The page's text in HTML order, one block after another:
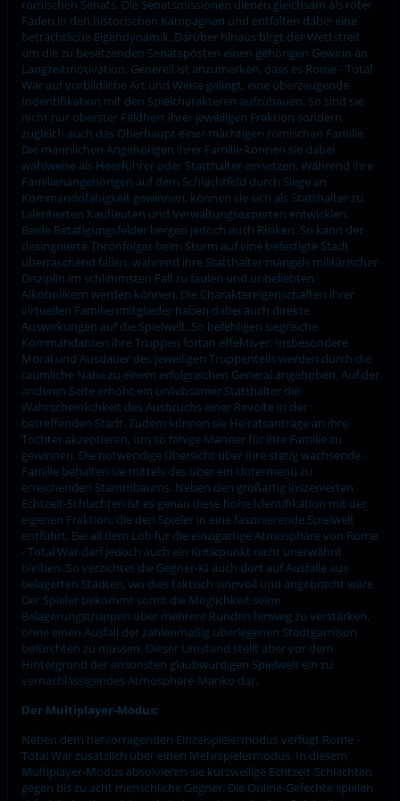
römischen Senats. Die Senatsmissionen dienen gleichsam als roter
Faden in den historischen Kampagnen und entfalten dabei eine
beträchtliche Eigendynamik. Darüber hinaus birgt der Wettstreit
um die zu besetzenden Senatsposten einen gehörigen Gewinn an
Langzeitmotivation. Generell ist anzumerken, dass es Rome - Total
War auf vorbildliche Art und Weise gelingt, eine überzeugende
Indentifikation mit den Spielcharakteren aufzubauen. So sind sie
nicht nur oberster Feldherr ihrer jeweiligen Fraktion sondern
zugleich auch das Oberhaupt einer mächtigen römischen Familie.
Die männlichen Angehörigen ihrer Familie können sie dabei
wahlweise als Heerführer oder Statthalter einsetzen. Während ihre
Familienangehörigen auf dem Schlachtfeld durch Siege an
Kommandofähigkeit gewinnen, können sie sich als Statthalter zu
talentierten Kaufleuten und Verwaltungsexperten entwicklen.
Beide Betätigungsfelder bergen jedoch auch Risiken. So kann der
desingnierte Thronfolger beim Sturm auf eine befestigte Stadt
überraschend fallen, während ihre Statthalter mangels militärischer
Disziplin im schlimmsten Fall zu faulen und unbeliebten
Alkoholikern werden können. Die Charaktereigenschaften ihrer
virtuellen Familienmitglieder haben dabei auch direkte
Auswirkungen auf die Spielwelt. So befehligen siegreiche
Kommandanten ihre Truppen fortan effektiver. Insbesondere
Moral und Ausdauer des jeweiligen Truppenteils werden durch die
räumliche Nähe zu einem erfolgreichen General angehoben. Auf der
anderen Seite erhöht ein unliebsamer Statthalter die
Wahrscheinlichkeit des Ausbruchs einer Revolte in der
betreffenden Stadt. Zudem können sie Heiratsanträge an ihre
Töchter akzeptieren, um so fähige Männer für ihre Familie zu
gewinnen. Die notwendige Übersicht über ihre stetig wachsende
Familie behalten sie mittels des über ein Untermenü zu
erreichenden Stammbaums. Neben den großartig inszenierten
Echtzeit-Schlachten ist es genau diese hohe Identifikation mit der
eigenen Fraktion, die den Spieler in eine faszinierende Spielwelt
entführt. Bei all dem Lob für die einzigartige Atmosphäre von Rome
- Total War darf jedoch auch ein Kritikpunkt nicht unerwähnt
bleiben. So verzichtet die Gegner-KI auch dort auf Ausfälle aus
belagerten Städten, wo dies taktisch sinnvoll und angebracht wäre.
Der Spieler bekommt somit die Möglichkeit seine
Belagerungstruppen über mehrere Runden hinweg zu verstärken,
ohne einen Ausfall der zahlenmäßig überlegenen Stadtgarnison
befürchten zu müssen. Dieser Umstand stellt aber vor dem
Hintergrund der ansonsten glaubwürdigen Spielwelt ein zu
vernachlässigendes Atmosphäre-Manko dar.
Der Multiplayer-Modus:
Neben dem hervorragenden Einzelspielermodus verfügt Rome -
Total War zusätzlich über einen Mehrspielermodus. In diesem
Multiplayer-Modus absolvieren sie kurzweilige Echtzeit-Schlachten
gegen bis zu acht menschliche Gegner. Die Online-Gefechte spielen